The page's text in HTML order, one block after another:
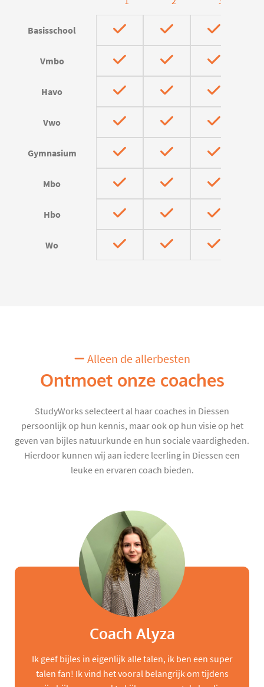
Basisschool
Vmbo
Havo
Vwo
Gymnasium
Mbo
Hbo
Wo
Alleen de allerbesten
Ontmoet onze coaches
StudyWorks selecteert al haar coaches in Diessen
persoonlijk op hun kennis, maar ook op hun visie op het
geven van bijles natuurkunde en hun sociale vaardigheden.
Hierdoor kunnen wij aan iedere leerling in Diessen een
leuke en ervaren coach bieden.
Coach Alyza
Ik geef bijles in eigenlijk alle talen, ik ben een super
talen fan! Ik vind het vooral belangrijk om tijdens